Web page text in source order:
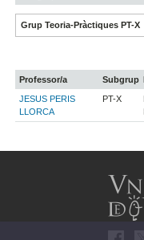
Grup Teoria-Pràctiques PT-X
Professor/a Subgrup
JESUS PERIS
LLORCA
PT-X